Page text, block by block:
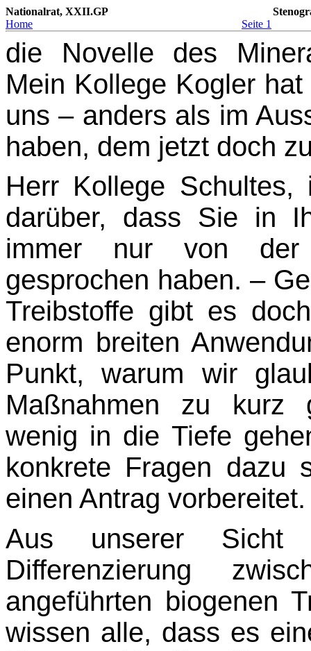
Nationalrat, XXII.GP
Home
Seite 1
die Novelle des
Mein Kollege Kogler
uns – anders als im
haben, dem jetzt doch
Herr Kollege
darüber, dass Sie in
immer nur von der
gesprochen haben. –
Treibstoffe gibt es
enorm breiten
Punkt, warum wir
Maßnahmen zu kurz
wenig in die Tiefe
konkrete Fragen dazu
einen Antrag vorbereitet.
Aus unserer
Differenzierung
angeführten biogenen
wissen alle, dass es